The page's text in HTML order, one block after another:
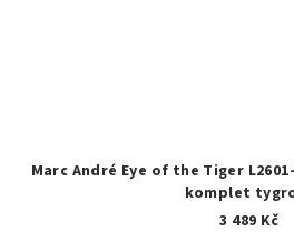
Marc André Eye of the Tiger
komplet
3 489 Kč